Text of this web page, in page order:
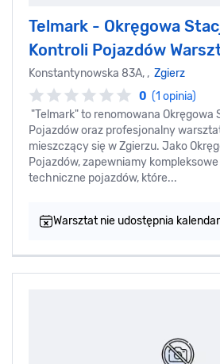
Telmark - Okręgowa
Kontroli Pojazdów
Konstantynowska 83A, , Zgierz
0 (1 opinia)
"Telmark" to renomowana Okręgowa
Pojazdów oraz profesjonalny
mieszczący się w Zgierzu. Jako
Pojazdów, zapewniamy
techniczne pojazdów, które...
Warsztat nie udostępnia